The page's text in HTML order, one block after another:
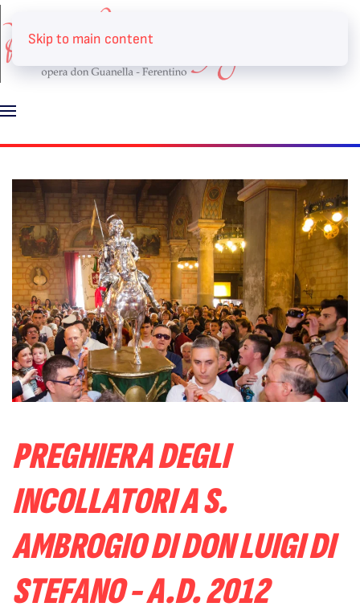
Skip to main content
PREGHIERA DEGLI
INCOLLATORI A S.
AMBROGIO DI DON LUIGI DI
STEFANO - A.D. 2012